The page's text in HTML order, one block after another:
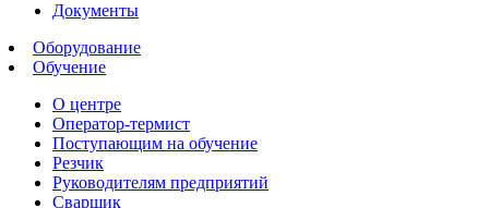
Документы
Оборудование
Обучение
О центре
Оператор-термист
Поступающим на обучение
Резчик
Руководителям предприятий
Сварщик